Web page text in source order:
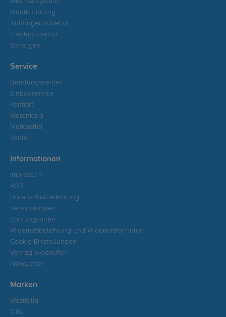
Maulkupplung
Anhänger Zubehör
Elektrozubehör
Sonstiges
Service
Beratungscenter
Einbauservice
Kontakt
Warenkorb
Merkzettel
Konto
Informationen
Impressum
AGB
Datenschutzerklärung
Versandkosten
Zahlungsarten
Widerrufsbelehrung und Widerrufsformular
Cookie-Einstellungen
Vertrag widerrufen
Newsletter
Marken
Westfalia
Oris